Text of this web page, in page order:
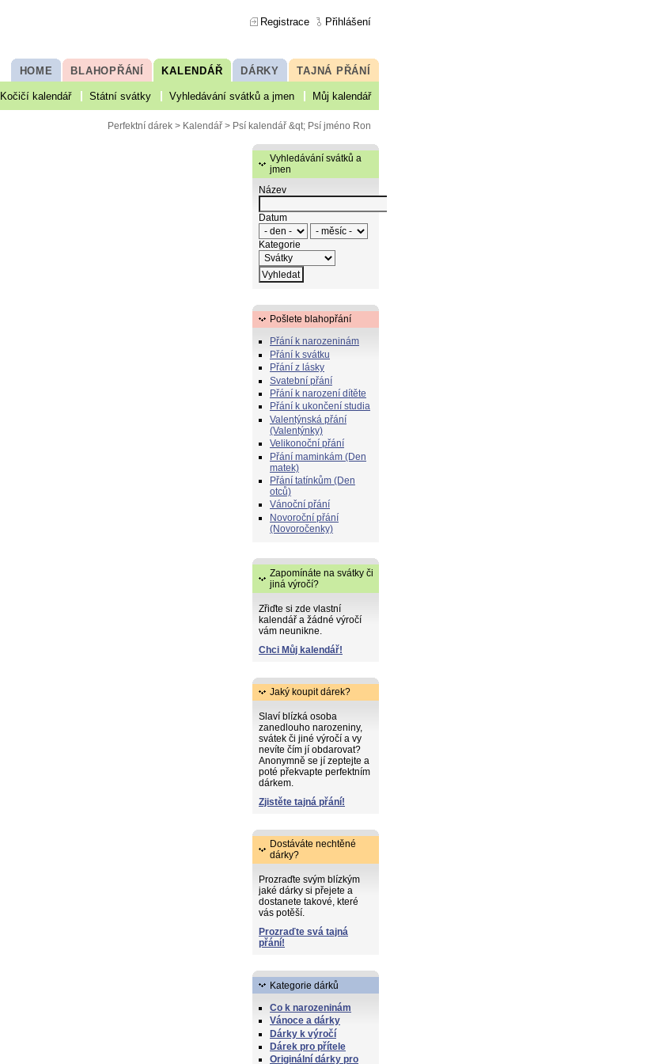
Registrace Přihlášení
TAJNÁ PŘÁNÍ
DÁRKY
KALENDÁŘ
BLAHOPŘÁNÍ
HOME
Kočičí kalendář Státní svátky Vyhledávání svátků a jmen Můj kalendář
Perfektní dárek > Kalendář > Psí kalendář &qt; Psí jméno Ron
Vyhledávání svátků a
jmen
Název
Datum
Kategorie
Pošlete blahopřání
Přání k narozeninám
Přání k svátku
Přání z lásky
Svatební přání
Přání k narození dítěte
Přání k ukončení studia
Valentýnská přání
(Valentýnky)
Velikonoční přání
Přání maminkám (Den
matek)
Přání tatínkům (Den
otců)
Vánoční přání
Novoroční přání
(Novoročenky)
Zapomínáte na svátky či
jiná výročí?
Zřiďte si zde vlastní
kalendář a žádné výročí
vám neunikne.
Chci Můj kalendář!
Jaký koupit dárek?
Slaví blízká osoba
zanedlouho narozeniny,
svátek či jiné výročí a vy
nevíte čím jí obdarovat?
Anonymně se jí zeptejte a
poté překvapte perfektním
dárkem.
Zjistěte tajná přání!
Dostáváte nechtěné
dárky?
Prozraďte svým blízkým
jaké dárky si přejete a
dostanete takové, které
vás potěší.
Prozraďte svá tajná
přání!
Kategorie dárků
Co k narozeninám
Vánoce a dárky
Dárky k výročí
Dárek pro přítele
Originální dárky pro